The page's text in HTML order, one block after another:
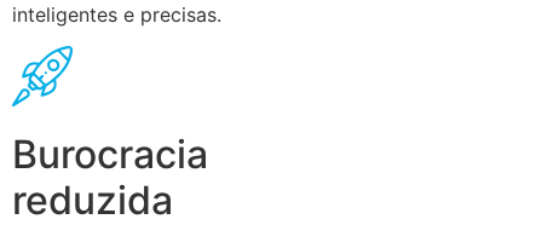
inteligentes e precisas.
Burocracia
reduzida